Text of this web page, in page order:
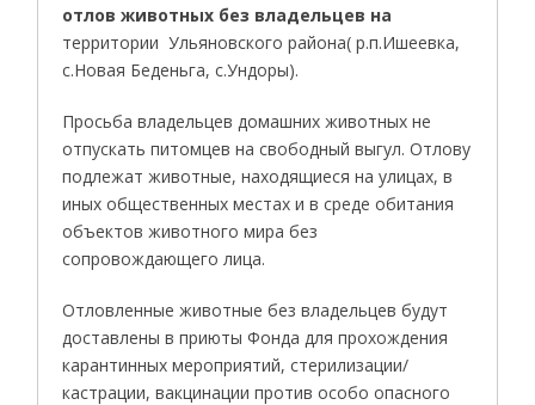
отлов животных без владельцев на
территории Ульяновского района( р.п.Ишеевка,
с.Новая Беденьга, с.Ундоры).
Просьба владельцев домашних животных не
отпускать питомцев на свободный выгул. Отлову
подлежат животные, находящиеся на улицах, в
иных общественных местах и в среде обитания
объектов животного мира без
сопровождающего лица.
Отловленные животные без владельцев будут
доставлены в приюты Фонда для прохождения
карантинных мероприятий, стерилизации/
кастрации, вакцинации против особо опасного